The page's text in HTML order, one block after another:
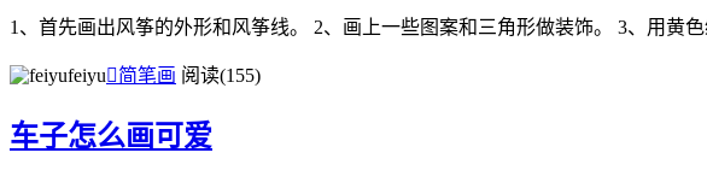
1、首先画出风筝的外形和风筝线。 2、画上一些图案和三角形做装饰。 3、用黄
feiyu简笔画 阅读(155)
车子怎么画可爱